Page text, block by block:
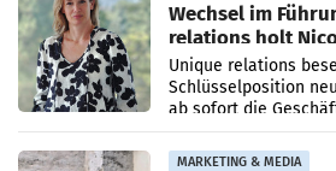
Wechsel im
relations holt
Geschäftsleitung
Unique relations
Schlüsselposition
ab sofort die
PR-Agentur an der
Anna Kalina-Mahr.
MARKETING & MEDIA